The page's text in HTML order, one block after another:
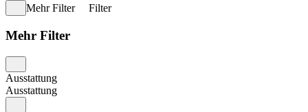
Mehr Filter
Filter
Mehr Filter
Ausstattung
Ausstattung